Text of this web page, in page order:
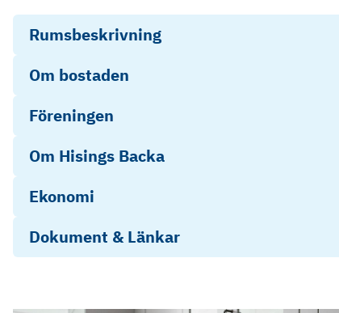
Rumsbeskrivning
Om bostaden
Föreningen
Om Hisings Backa
Ekonomi
Dokument & Länkar